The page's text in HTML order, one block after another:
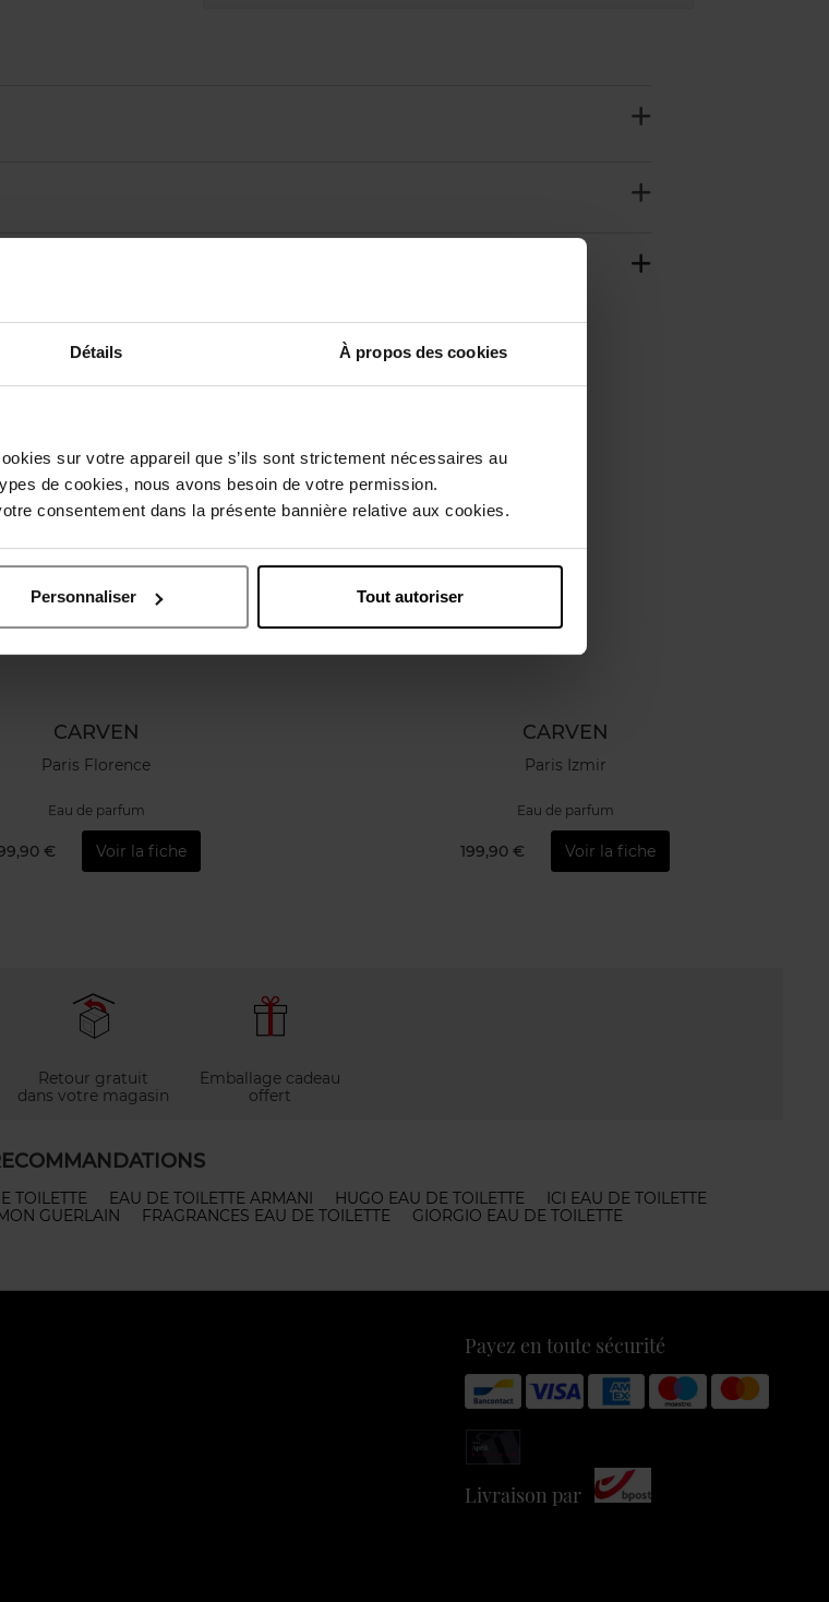
Détails À propos des cookies
sur votre appareil que s’ils sont strictement nécessaires au
de cookies, nous avons besoin de votre permission.
consentement dans la présente bannière relative aux cookies.
Personnaliser Tout autoriser
aimerez peut-être
CARVEN
Paris Florence
Eau de parfum
€ Voir la fiche
CARVEN
Paris Izmir
Eau de parfum
199,90 € Voir la fiche
Retour gratuit
dans votre magasin
Emballage cadeau
offert
TOILETTE EAU DE TOILETTE ARMANI HUGO EAU DE TOILETTE
ICI EAU DE TOILETTE
GUERLAIN FRAGRANCES EAU DE TOILETTE GIORGIO EAU DE TOILETTE
Payez en toute sécurité
Livraison par